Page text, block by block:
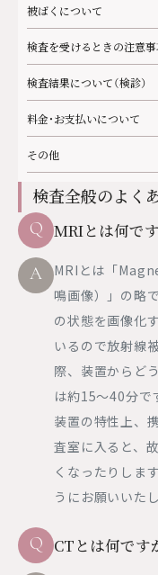
被ばくについて
検査を受けるときの注意
検査結果について（検診）
料金・お支払いについて
その他
検査全般のよく
Q MRIとは何で
A
MRIとは「
鳴画像）」の略
の状態を画像化
いるので放射線
際、装置からど
は約15～40分で
装置の特性上、
査室に入ると、
くなったりしま
うにお願いいたし
Q CTとは何です